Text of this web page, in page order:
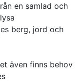
en samlad och
berg, jord och
även finns behov